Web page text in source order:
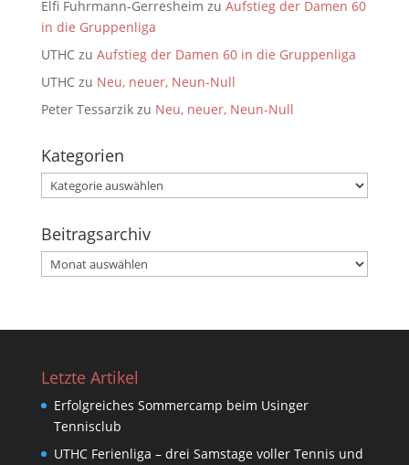
Elfi Fuhrmann-Gerresheim zu Aufstieg der Damen 60
in die Gruppenliga
UTHCzu Aufstieg der Damen 60 in die Gruppenliga
UTHCzu Neu, neuer, Neun-Null
Peter Tessarzikzu Neu, neuer, Neun-Null
Kategorien
Kategorien
Beitragsarchiv
Beitragsarchiv
Letzte Artikel
Erfolgreiches Sommercamp beim Usinger
Tennisclub
UTHC Ferienliga – drei Samstage voller Tennis und